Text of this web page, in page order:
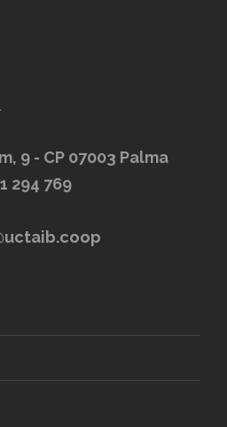
9 - CP 07003 Palma
294 769